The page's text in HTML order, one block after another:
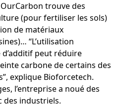
trouve des
(pour fertiliser les sols)
de matériaux
“L’utilisation
peut réduire
carbone de certains des
explique Bioforcetech.
l’entreprise a noué des
des industriels.